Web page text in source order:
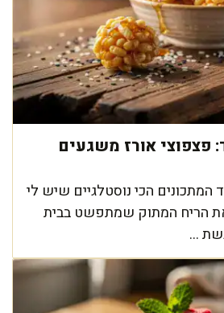
פצפוצי אורז משגעים
המתכונים הכי נוסטלגיים שיש לי
הריח המתוק שמתפשט בבית
...